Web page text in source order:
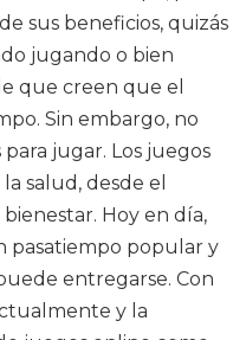
sus beneficios, quizás
jugando o bien
que creen que el
Sin embargo, no
jugar. Los juegos
salud, desde el
Hoy en día,
pasatiempo popular y
entregarse. Con
y la